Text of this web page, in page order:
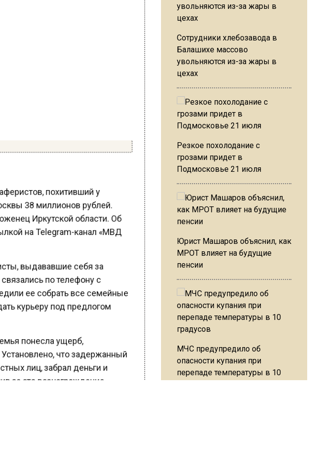
похитивший у
38 миллионов рублей.
Иркутской области. Об
на Telegram-канал «МВД
выдававшие себя за
по телефону с
ее собрать все семейные
курьеру под предлогом
понесла ущерб,
что задержанный
лиц, забрал деньги и
за это вознаграждение.
Сотрудники хлебозавода в
Балашихе массово
увольняются из-за жары в
цехах
Резкое похолодание с
грозами придет в
Подмосковье 21 июля
Юрист Машаров объяснил, как
МРОТ влияет на будущие
пенсии
МЧС предупредило об
опасности купания при
перепаде температуры в 10